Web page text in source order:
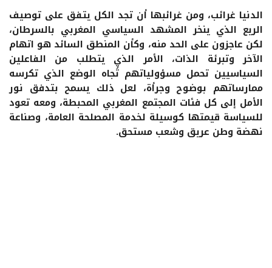
الدنيا غرائب، ومن غرائبها أن تجد الكل يتفق على توصيف
الريع الذي ينخر المشهد السياسي المغربي بالسرطان،
لكن عاجزون على الحد منه، وكأن المنطق السائد هو اتهام
الآخر وتبرئة الذات، الأمر الذي يتطلب من الفاعلين
السياسيين تحمل مسؤولياتهم تُجاه الوضع الذي تكرسه
ممارساتهم بوضوح وجرأة، لعل ذلك يسمح بتدفق نور
الأمل إلى كل فئات المجتمع المغربي المحبطة، ومعه تعود
للسياسة قيمتها كوسيلة لخدمة المصلحة العامة، وصناعة
نهضة وطن عريق وشعب مستحق.